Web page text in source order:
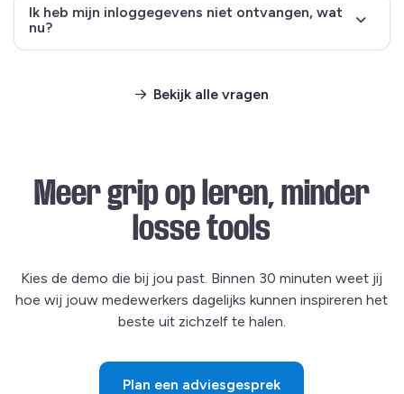
Ik heb mijn inloggegevens niet ontvangen, wat
nu?
Bekijk alle vragen
Meer grip op leren, minder
losse tools
Kies de demo die bij jou past. Binnen 30 minuten weet jij
hoe wij jouw medewerkers dagelijks kunnen inspireren het
beste uit zichzelf te halen.
Plan een adviesgesprek